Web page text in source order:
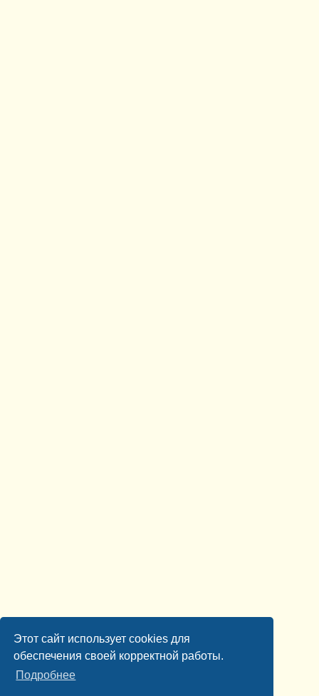
Этот сайт использует cookies для
обеспечения своей корректной работы.
Подробнее